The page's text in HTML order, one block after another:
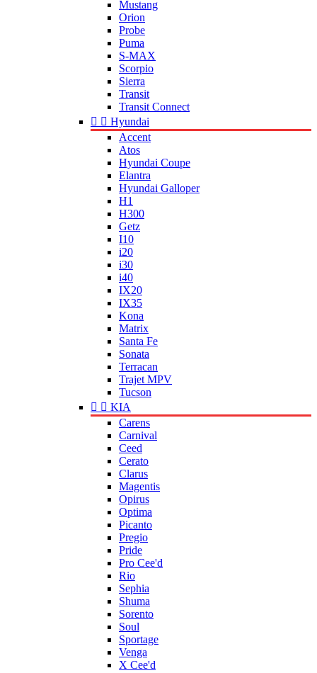
Mustang
Orion
Probe
Puma
S-MAX
Scorpio
Sierra
Transit
Transit Connect
  Hyundai
Accent
Atos
Hyundai Coupe
Elantra
Hyundai Galloper
H1
H300
Getz
I10
i20
i30
i40
IX20
IX35
Kona
Matrix
Santa Fe
Sonata
Terracan
Trajet MPV
Tucson
  KIA
Carens
Carnival
Ceed
Cerato
Clarus
Magentis
Opirus
Optima
Picanto
Pregio
Pride
Pro Cee'd
Rio
Sephia
Shuma
Sorento
Soul
Sportage
Venga
X Cee'd